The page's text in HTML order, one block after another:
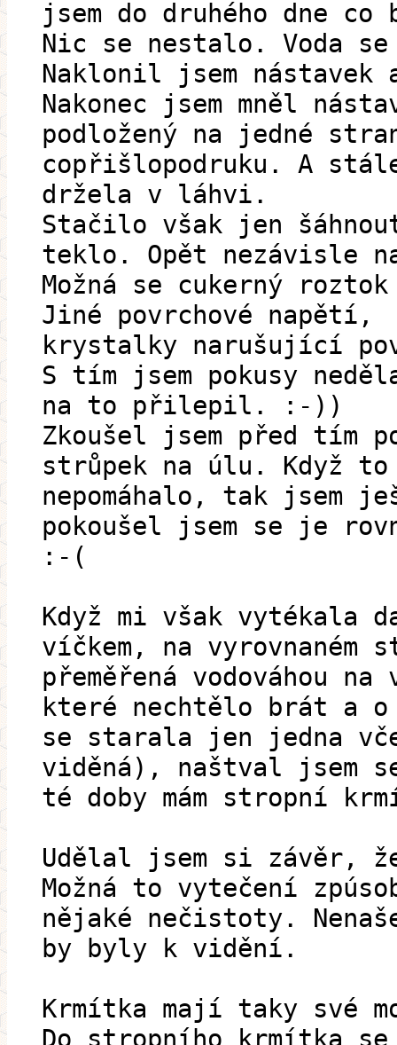
jsem do druhého dne co
Nic se nestalo. Voda
Naklonil jsem nástavek
Nakonec jsem mněl
podložený na jedné
copřišlopodruku. A
držela v láhvi.
Stačilo však jen
teklo. Opět nezávisle
Možná se cukerný
Jiné povrchové napětí,
krystalky narušující
S tím jsem pokusy
na to přilepil. :-))
Zkoušel jsem před tím
strůpek na úlu. Když to
nepomáhalo, tak jsem
pokoušel jsem se je
:-(
Když mi však vytékala
víčkem, na vyrovnaném
přeměřená vodováhou
které nechtělo brát a
se starala jen jedna
viděná), naštval jsem
té doby mám stropní
Udělal jsem si závěr,
Možná to vytečení
nějaké nečistoty.
by byly k vidění.
Krmítka mají taky své